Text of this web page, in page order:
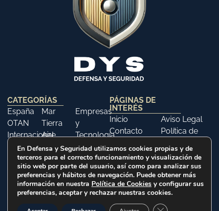
CATEGORÍAS
España
OTAN
Internacional
Opinión
Mar
Tierra
Aire
Libros
Empresas
y
Tecnología
Ferias y
Eventos
Historia
PÁGINAS DE
INTERÉS
Inicio
Contacto
Aviso Legal
Política de
Política de
Cookies
2025 © Defensa y Seguridad. Todos los derechos
En Defensa y Seguridad utilizamos cookies propias y de
terceros para el correcto funcionamiento y visualización de
sitio web por parte del usuario, así como para analizar sus
preferencias y hábitos de navegación. Puede obtener más
información en nuestra Política de Cookies y configurar sus
preferencias, aceptar y rechazar nuestras cookies.
Cerrar el banner